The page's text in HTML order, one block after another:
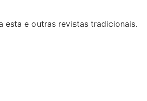
esta e outras revistas tradicionais.